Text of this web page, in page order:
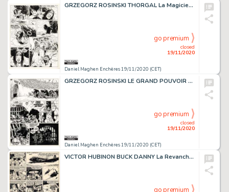
GRZEGORZ ROSINSKI THORGAL La Magicienne trahie (T.1), Le Lombard 1980 Planche originale...
Daniel Maghen Enchères 19/11/2020 (CET)
closed
19/11/2020
go premium
GRZEGORZ ROSINSKI LE GRAND POUVOIR DU CHNINKEL Casterman 1988 Planche originale n°...
Daniel Maghen Enchères 19/11/2020 (CET)
closed
19/11/2020
go premium
VICTOR HUBINON BUCK DANNY La Revanche des fils du ciel (T.3), Dupuis 1950 Planche...